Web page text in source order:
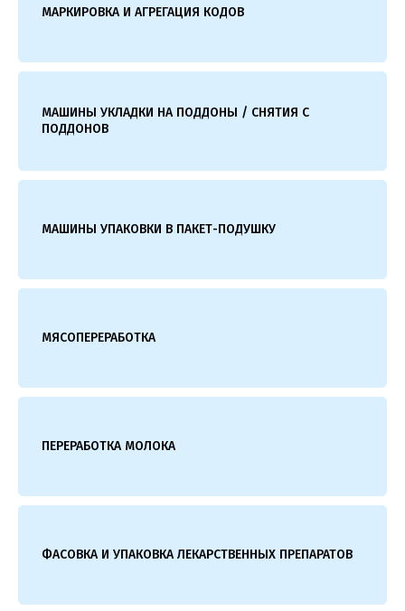
МАРКИРОВКА И АГРЕГАЦИЯ КОДОВ
МАШИНЫ УКЛАДКИ НА ПОДДОНЫ / СНЯТИЯ С
ПОДДОНОВ
МАШИНЫ УПАКОВКИ В ПАКЕТ-ПОДУШКУ
МЯСОПЕРЕРАБОТКА
ПЕРЕРАБОТКА МОЛОКА
ФАСОВКА И УПАКОВКА ЛЕКАРСТВЕННЫХ ПРЕПАРАТОВ